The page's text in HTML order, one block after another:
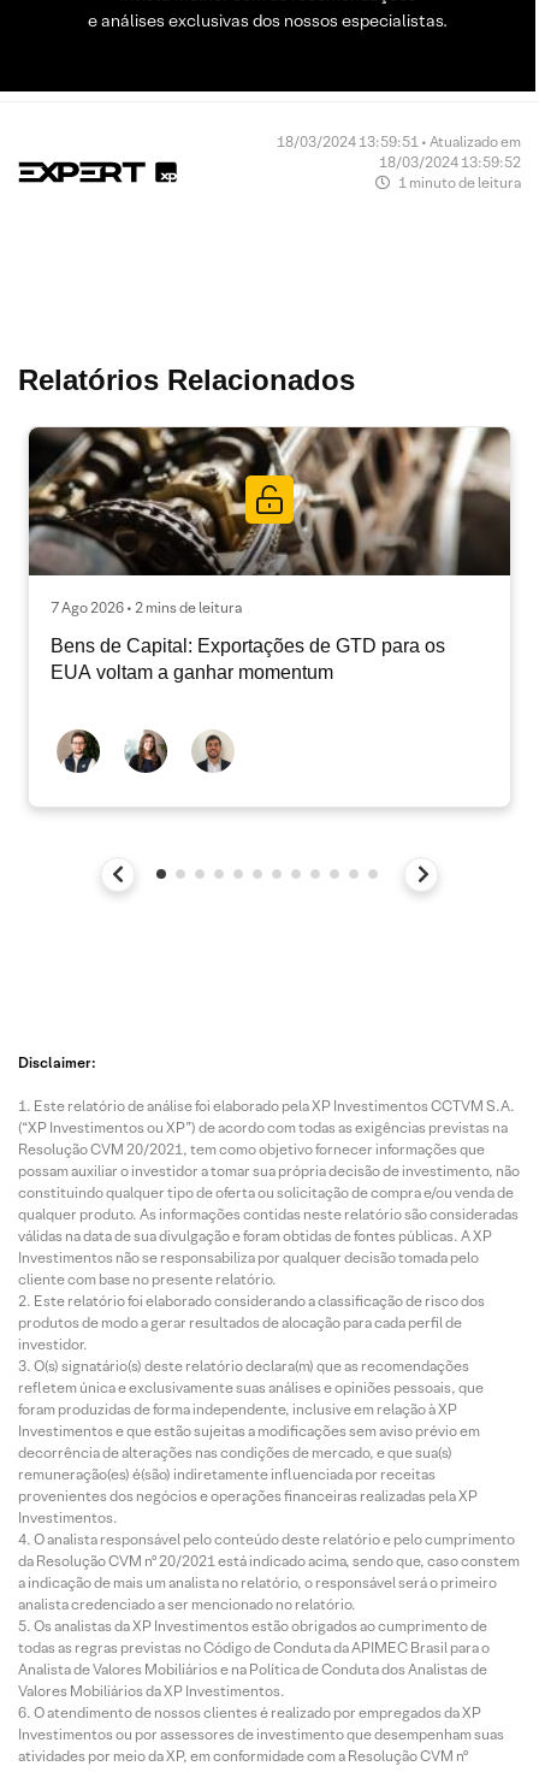
e análises exclusivas dos nossos especialistas.
18/03/2024 13:59:51 • Atualizado em
18/03/2024 13:59:52
1 minuto de leitura
Relatórios Relacionados
7 Ago 2026 • 2 mins de leitura
Bens de Capital: Exportações de GTD para os
EUA voltam a ganhar momentum
Disclaimer:
Este relatório de análise foi elaborado pela XP Investimentos CCTVM S.A.
(“XP Investimentos ou XP”) de acordo com todas as exigências previstas na
Resolução CVM 20/2021, tem como objetivo fornecer informações que
possam auxiliar o investidor a tomar sua própria decisão de investimento, não
constituindo qualquer tipo de oferta ou solicitação de compra e/ou venda de
qualquer produto. As informações contidas neste relatório são consideradas
válidas na data de sua divulgação e foram obtidas de fontes públicas. A XP
Investimentos não se responsabiliza por qualquer decisão tomada pelo
cliente com base no presente relatório.
Este relatório foi elaborado considerando a classificação de risco dos
produtos de modo a gerar resultados de alocação para cada perfil de
investidor.
O(s) signatário(s) deste relatório declara(m) que as recomendações
refletem única e exclusivamente suas análises e opiniões pessoais, que
foram produzidas de forma independente, inclusive em relação à XP
Investimentos e que estão sujeitas a modificações sem aviso prévio em
decorrência de alterações nas condições de mercado, e que sua(s)
remuneração(es) é(são) indiretamente influenciada por receitas
provenientes dos negócios e operações financeiras realizadas pela XP
Investimentos.
O analista responsável pelo conteúdo deste relatório e pelo cumprimento
da Resolução CVM nº 20/2021 está indicado acima, sendo que, caso constem
a indicação de mais um analista no relatório, o responsável será o primeiro
analista credenciado a ser mencionado no relatório.
Os analistas da XP Investimentos estão obrigados ao cumprimento de
todas as regras previstas no Código de Conduta da APIMEC Brasil para o
Analista de Valores Mobiliários e na Política de Conduta dos Analistas de
Valores Mobiliários da XP Investimentos.
O atendimento de nossos clientes é realizado por empregados da XP
Investimentos ou por assessores de investimento que desempenham suas
atividades por meio da XP, em conformidade com a Resolução CVM nº